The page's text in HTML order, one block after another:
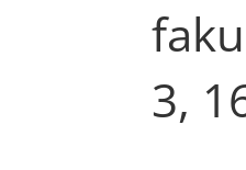
3,